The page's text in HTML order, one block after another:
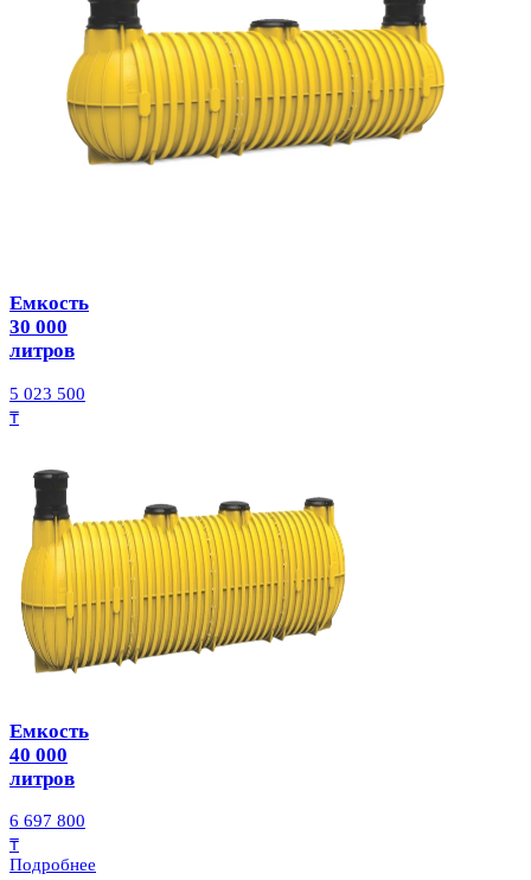
Емкость
30 000
литров
5 023 500
₸
Емкость
40 000
литров
6 697 800
₸
Подробнее